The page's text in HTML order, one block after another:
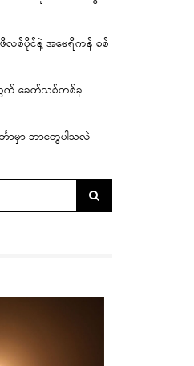
လစ်ပိုင်နဲ့ အမေရိကန် စစ်
က် ခေတ်သစ်တစ်ခု
ောမှာ ဘာတွေပါသလဲ